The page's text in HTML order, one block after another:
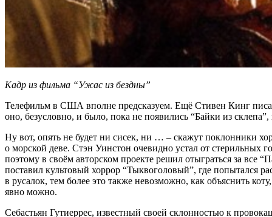
Кадр из фильма “Ужас из бездны”
Телефильм в США вполне предсказуем. Ещё Стивен Кинг
оно, безусловно, и было, пока не появились “Байки из
Ну вот, опять не будет ни сисек, ни … – скажут поклонники
о морской деве. Стэн Уинстон очевидно устал от стерильных
поэтому в своём авторском проекте решил отыграться за
поставил культовый хоррор “Тыквоголовый”, где попытался
в русалок, тем более это также невозможно, как объяснить
явно можно.
Себастьян Гутиеррес, известный своей склонностью к